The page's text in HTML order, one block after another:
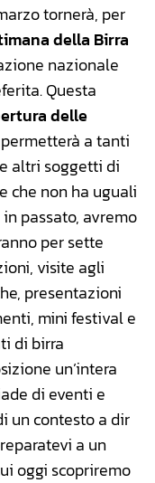
tornerà, per
della Birra
nazionale
Questa
delle
a tanti
altri soggetti di
che non ha uguali
passato, avremo
per sette
visite agli
presentazioni
mini festival e
di birra
un’intera
di eventi e
un contesto a dir
a un
oggi scopriremo